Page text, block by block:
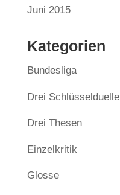
Juni 2015
Kategorien
Bundesliga
Drei Schlüsselduelle
Drei Thesen
Einzelkritik
Glosse